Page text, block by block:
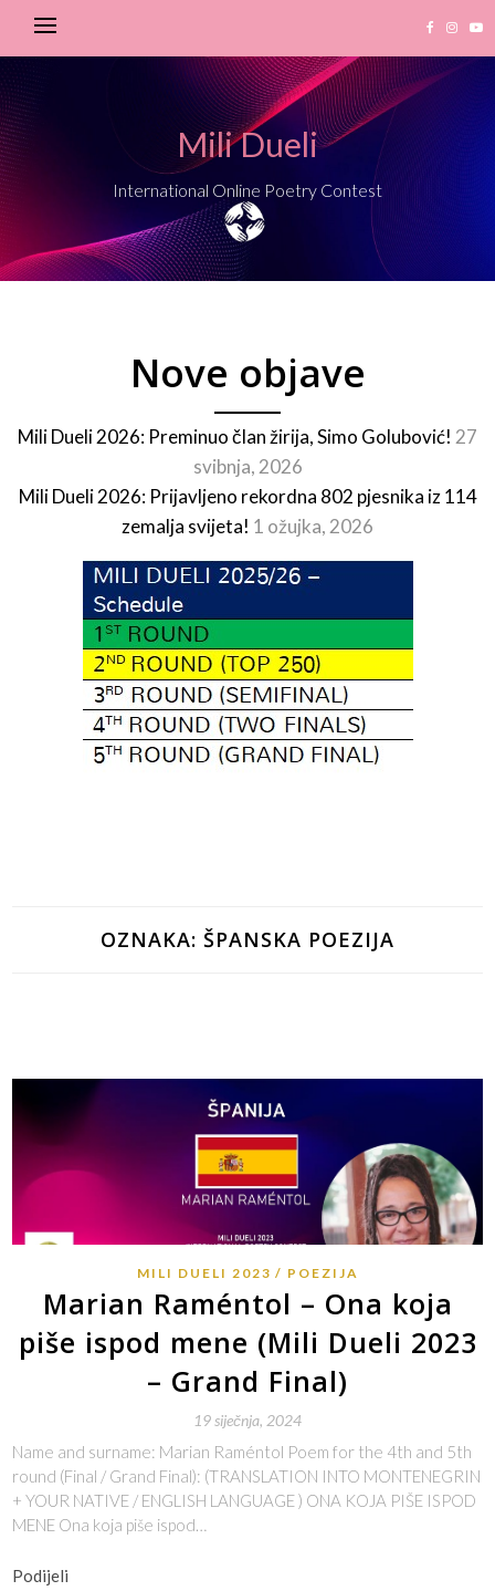
Mili Dueli
International Online Poetry Contest
Nove objave
Mili Dueli 2026: Preminuo član žirija, Simo Golubović! 27
svibnja, 2026
Mili Dueli 2026: Prijavljeno rekordna 802 pjesnika iz 114
zemalja svijeta! 1 ožujka, 2026
OZNAKA: ŠPANSKA POEZIJA
MILI DUELI 2023 POEZIJA
Marian Raméntol – Ona koja
piše ispod mene (Mili Dueli 2023
– Grand Final)
19 siječnja, 2024
Name and surname: Marian Raméntol Poem for the 4th and 5th
round (Final / Grand Final): (TRANSLATION INTO MONTENEGRIN
+ YOUR NATIVE / ENGLISH LANGUAGE ) ONA KOJA PIŠE ISPOD
MENE Ona koja piše ispod…
Podijeli